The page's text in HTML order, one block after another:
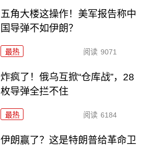
五角大楼这操作！美军报告称中
国导弹不如伊朗？
最热 阅读 9071
炸疯了！俄乌互掀“仓库战”，28
枚导弹全拦不住
最热 阅读 6184
伊朗赢了？这是特朗普给革命卫